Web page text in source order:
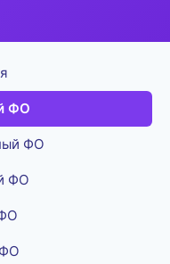
ФО
ФО
ФО